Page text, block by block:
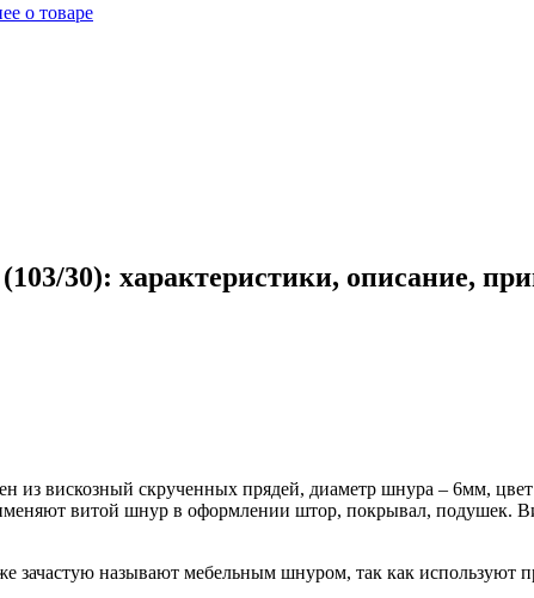
о товаре
30): характеристики, описание,
вискозный скрученных прядей, диаметр шнура – 6мм,
витой шнур в оформлении штор, покрывал, подушек.
называют мебельным шнуром, так как используют